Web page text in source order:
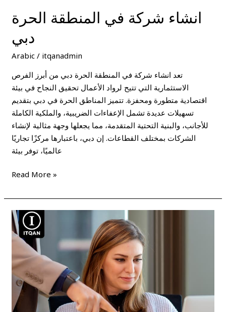
انشاء شركة في المنطقة الحرة
دبي
Arabic / itqanadmin
تعد انشاء شركة في المنطقة الحرة دبي من أبرز الفرص
الاستثمارية التي تتيح لرواد الأعمال تحقيق النجاح في بيئة
اقتصادية متطورة ومحفزة. تتميز المناطق الحرة في دبي بتقديم
تسهيلات عديدة تشمل الإعفاءات الضريبية، والملكية الكاملة
للأجانب، والبنية التحتية المتقدمة، مما يجعلها وجهة مثالية لإنشاء
الشركات بمختلف القطاعات. إن دبي، باعتبارها مركزًا تجاريًا
عالميًا، توفر بيئة
Read More »
مميزات
تأسيس
شركة
في
المنطقة
الحرة
رأس
الخيمة